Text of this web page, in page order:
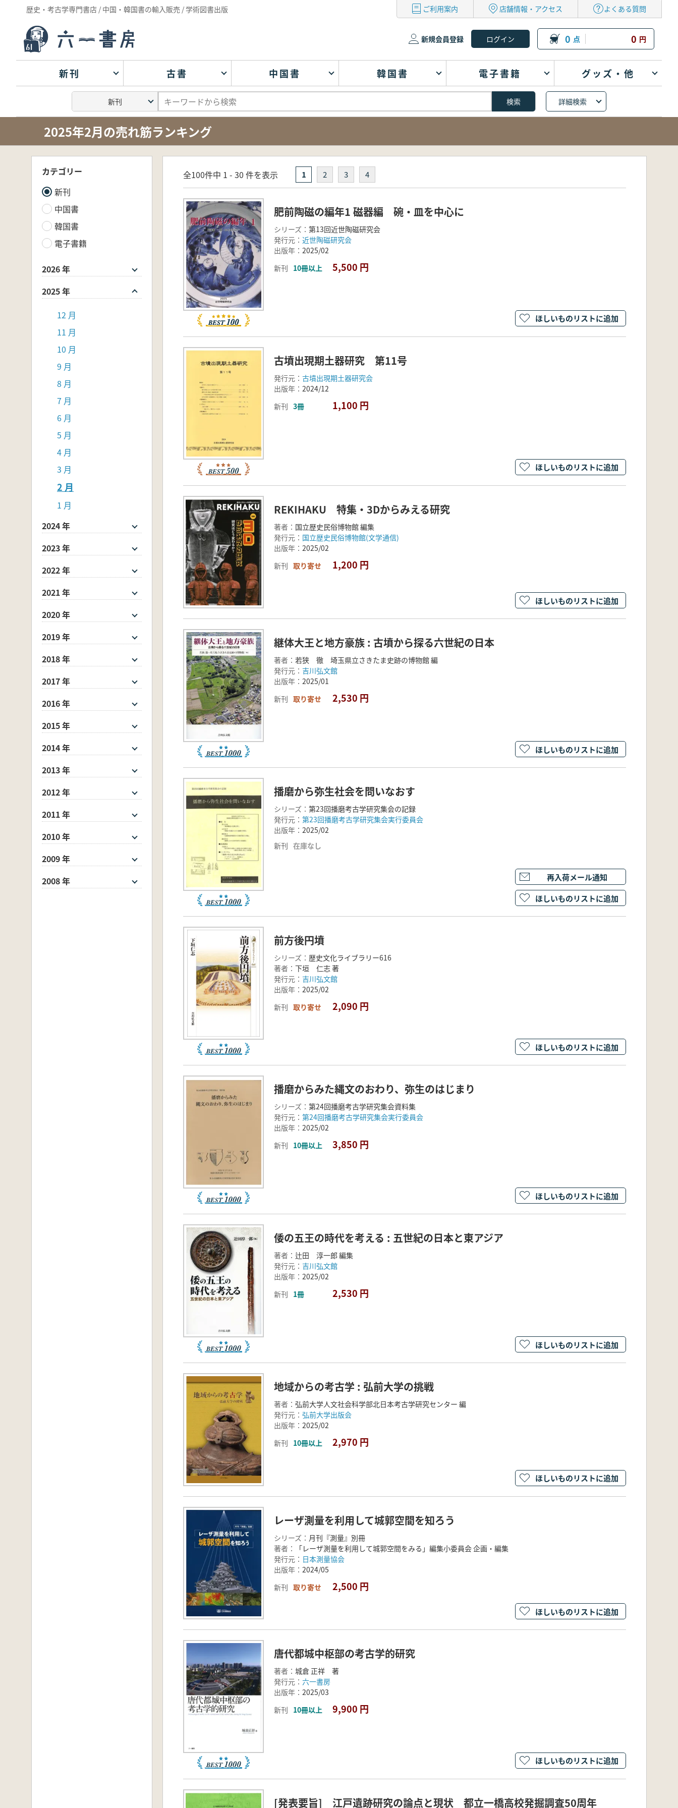
歴史・考古学専門書店 / 中国・韓国書の輸入販売 / 学術図書出版 ご利用案内 店舗情報・アクセス よくある質問
新規会員登録 0 点 0 円
新刊 古書 中国書 韓国書 電子書籍 グッズ・他
詳細検索
2025年2月の売れ筋ランキング
カテゴリー
新刊
中国書
韓国書
電子書籍
2026 年
2025 年
12 月
11 月
10 月
9 月
8 月
7 月
6 月
5 月
4 月
3 月
2 月
1 月
2024 年
2023 年
2022 年
2021 年
2020 年
2019 年
2018 年
2017 年
2016 年
2015 年
2014 年
2013 年
2012 年
2011 年
2010 年
2009 年
2008 年
全100件中 1 - 30 件を表示 1 2 3 4
肥前陶磁の編年1 磁器編 碗・皿を中心に
シリーズ： 第13回近世陶磁研究会
発行元： 近世陶磁研究会
出版年： 2025/02
新刊 10冊以上 5,500 円
ほしいものリストに追加
古墳出現期土器研究 第11号
発行元： 古墳出現期土器研究会
出版年： 2024/12
新刊 3冊 1,100 円
ほしいものリストに追加
REKIHAKU 特集・3Dからみえる研究
著者： 国立歴史民俗博物館 編集
発行元： 国立歴史民俗博物館(文学通信)
出版年： 2025/02
新刊 取り寄せ 1,200 円
ほしいものリストに追加
継体大王と地方豪族 : 古墳から探る六世紀の日本
著者： 若狭 徹 埼玉県立さきたま史跡の博物館 編
発行元： 吉川弘文館
出版年： 2025/01
新刊 取り寄せ 2,530 円
ほしいものリストに追加
播磨から弥生社会を問いなおす
シリーズ： 第23回播磨考古学研究集会の記録
発行元： 第23回播磨考古学研究集会実行委員会
出版年： 2025/02
新刊 在庫なし
再入荷メール通知
ほしいものリストに追加
前方後円墳
シリーズ： 歴史文化ライブラリー616
著者： 下垣 仁志 著
発行元： 吉川弘文館
出版年： 2025/02
新刊 取り寄せ 2,090 円
ほしいものリストに追加
播磨からみた縄文のおわり、弥生のはじまり
シリーズ： 第24回播磨考古学研究集会資料集
発行元： 第24回播磨考古学研究集会実行委員会
出版年： 2025/02
新刊 10冊以上 3,850 円
ほしいものリストに追加
倭の五王の時代を考える : 五世紀の日本と東アジア
著者： 辻田 淳一郎 編集
発行元： 吉川弘文館
出版年： 2025/02
新刊 1冊 2,530 円
ほしいものリストに追加
地域からの考古学 : 弘前大学の挑戦
著者： 弘前大学人文社会科学部北日本考古学研究センター 編
発行元： 弘前大学出版会
出版年： 2025/02
新刊 10冊以上 2,970 円
ほしいものリストに追加
レーザ測量を利用して城郭空間を知ろう
シリーズ： 月刊『測量』別冊
著者：
「レーザ測量を利用して城郭空間をみる」編集小委員会 企画・編集
発行元： 日本測量協会
出版年： 2024/05
新刊 取り寄せ 2,500 円
ほしいものリストに追加
唐代都城中枢部の考古学的研究
著者： 城倉 正祥 著
発行元： 六一書房
出版年： 2025/03
新刊 10冊以上 9,900 円
ほしいものリストに追加
[発表要旨] 江戸遺跡研究の論点と現状 都立一橋高校発掘調査50周年